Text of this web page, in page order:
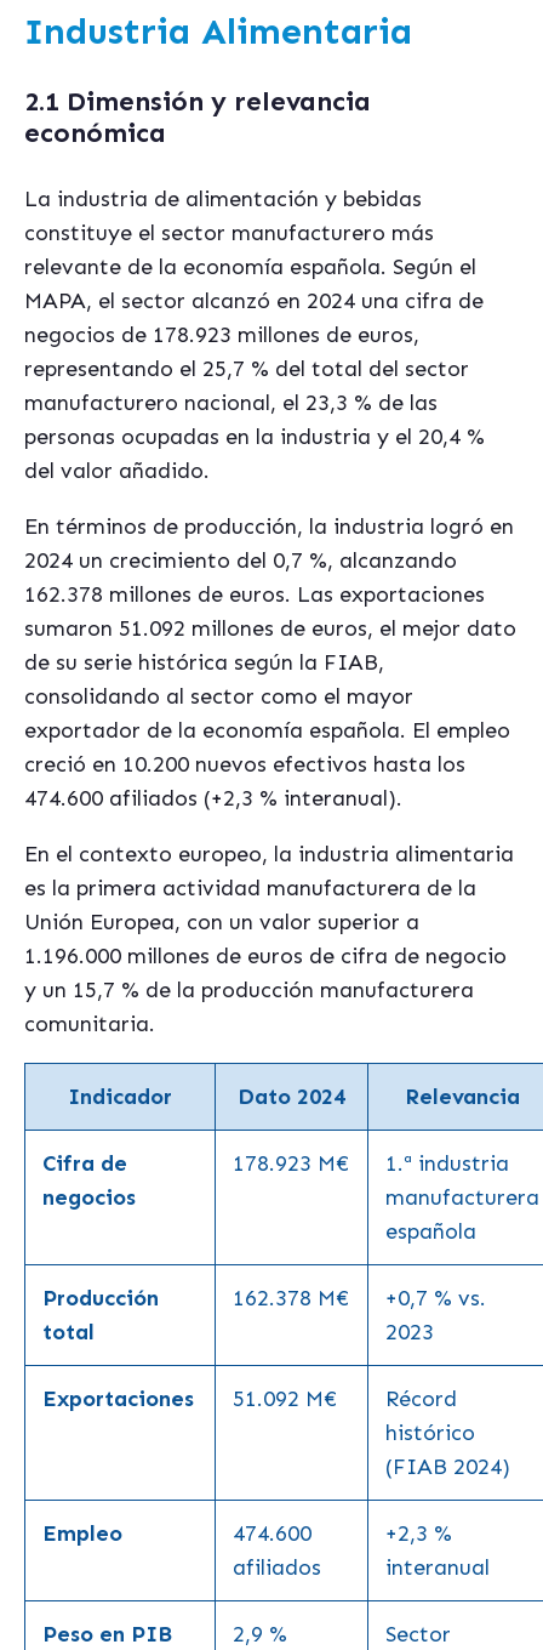
Industria Alimentaria
2.1 Dimensión y relevancia
económica
La industria de alimentación y bebidas
constituye el sector manufacturero más
relevante de la economía española. Según el
MAPA, el sector alcanzó en 2024 una cifra de
negocios de 178.923 millones de euros,
representando el 25,7 % del total del sector
manufacturero nacional, el 23,3 % de las
personas ocupadas en la industria y el 20,4 %
del valor añadido.
En términos de producción, la industria logró en
2024 un crecimiento del 0,7 %, alcanzando
162.378 millones de euros. Las exportaciones
sumaron 51.092 millones de euros, el mejor dato
de su serie histórica según la FIAB,
consolidando al sector como el mayor
exportador de la economía española. El empleo
creció en 10.200 nuevos efectivos hasta los
474.600 afiliados (+2,3 % interanual).
En el contexto europeo, la industria alimentaria
es la primera actividad manufacturera de la
Unión Europea, con un valor superior a
1.196.000 millones de euros de cifra de negocio
y un 15,7 % de la producción manufacturera
comunitaria.
Indicador Dato 2024 Relevancia
Cifra de
negocios
178.923 M€
1.ª industria
manufacturera
española
Producción
total
162.378 M€
+0,7 % vs.
2023
Exportaciones 51.092 M€
Récord
histórico
(FIAB 2024)
Empleo
474.600
afiliados
+2,3 %
interanual
Peso en PIB 2,9 %
Sector